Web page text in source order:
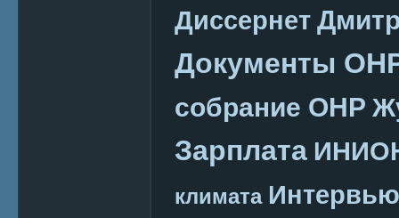
Диссернет
Документы
собрание ОНР
Зарплата
климата Интервью